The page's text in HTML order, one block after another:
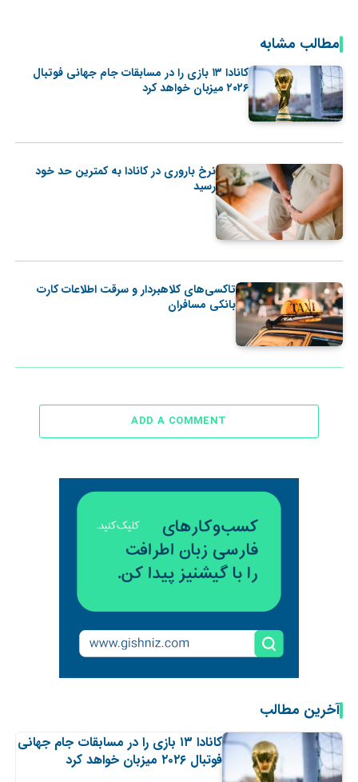
مطالب مشابه
کانادا ۱۳ بازی را در مسابقات جام جهانی فوتبال
۲۰۲۶ میزبان خواهد کرد
نرخ باروری در کانادا به کمترین حد خود
رسید
تاکسی‌های کلاهبردار و سرقت اطلاعات کارت
بانکی مسافران
ADD A COMMENT
آخرین مطالب
کانادا ۱۳ بازی را در مسابقات جام جهانی
فوتبال ۲۰۲۶ میزبان خواهد کرد